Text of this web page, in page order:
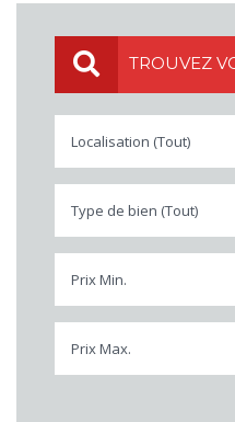
TROUVEZ
Localisation (Tout)
Type de bien (Tout)
Prix Min.
Prix Max.